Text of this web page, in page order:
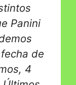
Panini
de
4